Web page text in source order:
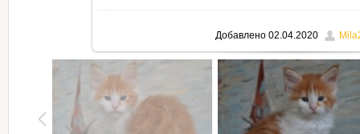
Добавлено02.04.2020